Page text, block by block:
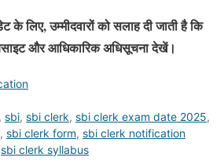
लिए, उम्मीदवारों को सलाह दी जाती है कि
और आधिकारिक अधिसूचना देखें।
, sbi, sbi clerk, sbi clerk exam date 2025,
, sbi clerk form, sbi clerk notification
sbi clerk syllabus